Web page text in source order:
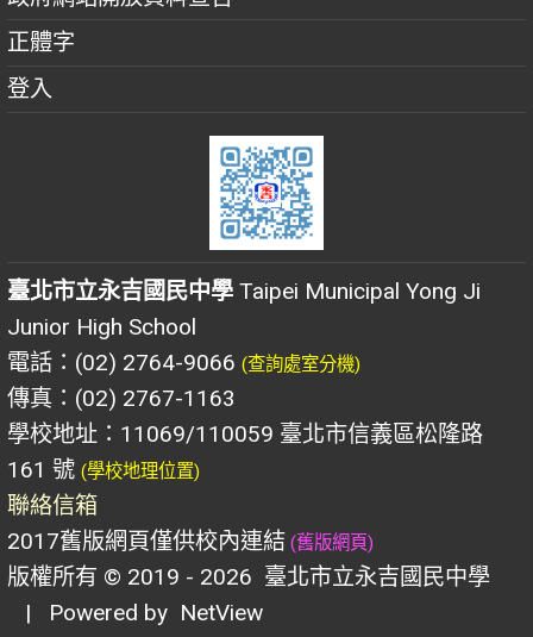
正體字
登入
臺北市立永吉國民中學 Taipei Municipal Yong Ji
Junior High School
電話：(02) 2764-9066 (查詢處室分機)
傳真：(02) 2767-1163
學校地址：11069/110059 臺北市信義區松隆路
161 號 (學校地理位置)
聯絡信箱
2017舊版網頁僅供校內連結 (舊版網頁)
版權所有 © 2019 - 2026 臺北市立永吉國民中學
| Powered by NetView